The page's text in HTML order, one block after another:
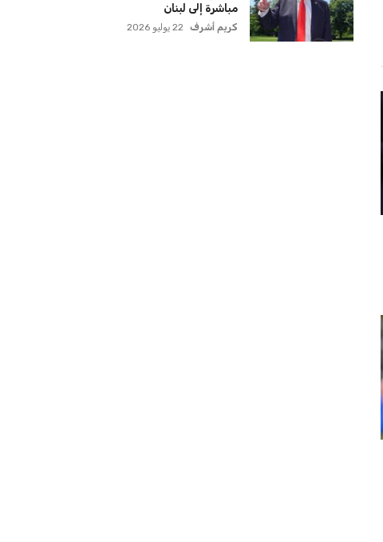
مباشرة إلى لبنان
كريم أشرف 22 يوليو 2026